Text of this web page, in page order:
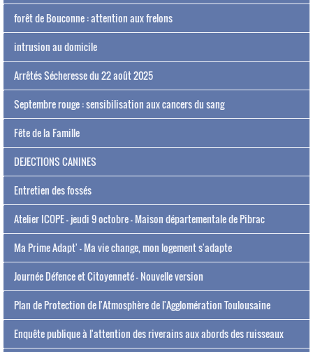
forêt de Bouconne : attention aux frelons
intrusion au domicile
Arrêtés Sécheresse du 22 août 2025
Septembre rouge : sensibilisation aux cancers du sang
Fête de la Famille
DEJECTIONS CANINES
Entretien des fossés
Atelier ICOPE - jeudi 9 octobre - Maison départementale de Pibrac
Ma Prime Adapt' - Ma vie change, mon logement s'adapte
Journée Défence et Citoyenneté - Nouvelle version
Plan de Protection de l'Atmosphère de l'Agglomération Toulousaine
Enquête publique à l'attention des riverains aux abords des ruisseaux